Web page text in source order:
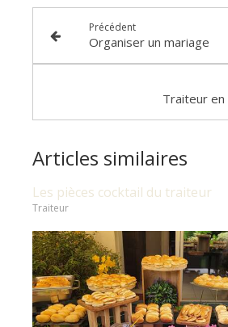
Précédent
Organiser un mariage
Traiteur en
Articles similaires
Les pièces cocktail du traiteur
Traiteur